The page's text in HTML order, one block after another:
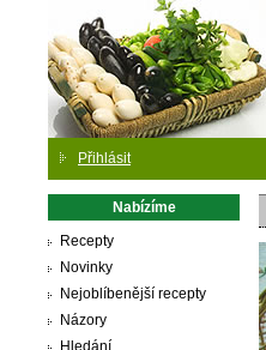
Přihlásit
Nabízíme
Recepty
Novinky
Nejoblíbenější recepty
Názory
Hledání